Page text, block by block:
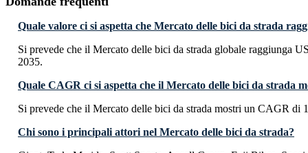
Quale valore ci si aspetta che Mercato delle bici da strada
Si prevede che il Mercato delle bici da strada globale raggiunga
2035.
Quale CAGR ci si aspetta che il Mercato delle bici da strada
Si prevede che il Mercato delle bici da strada mostri un CAGR di
Chi sono i principali attori nel Mercato delle bici da strada?